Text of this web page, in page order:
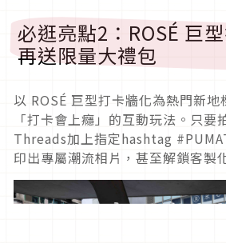
必逛亮點2：ROSÉ 巨
再送限量大禮包
以 ROSÉ 巨型打卡牆化為熱門新
「打卡會上癮」的互動玩法。只要
Threads加上指定hashtag
印出專屬潮流相片，甚至解鎖客製